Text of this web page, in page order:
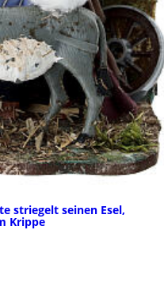
striegelt seinen Esel,
Krippe